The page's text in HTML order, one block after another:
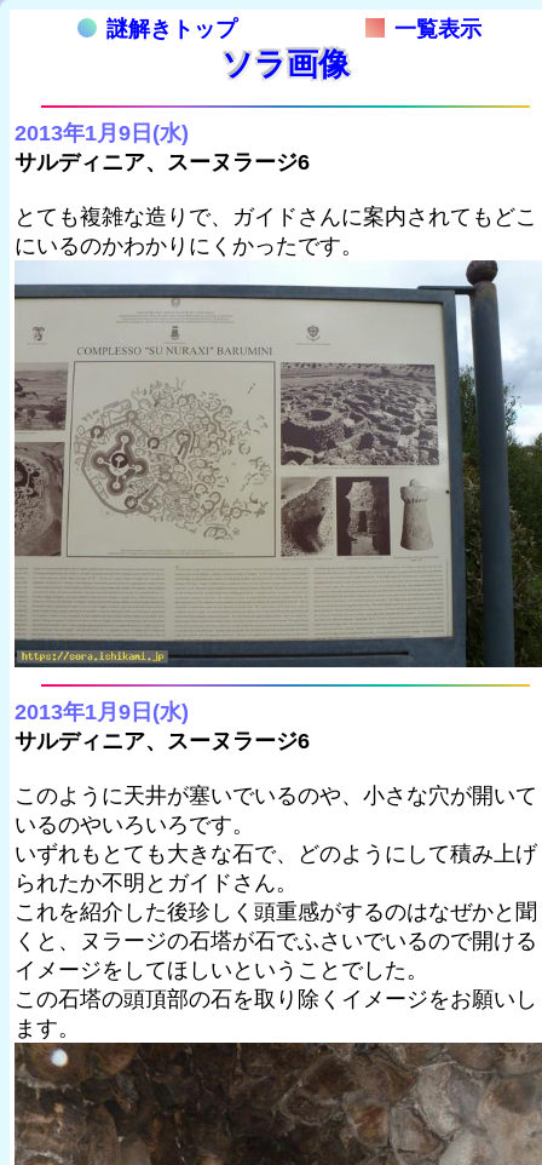
謎解きトップ 一覧表示
ソラ画像
2013年1月9日(水)
サルディニア、スーヌラージ6
とても複雑な造りで、ガイドさんに案内されてもどこ
にいるのかわかりにくかったです。
2013年1月9日(水)
サルディニア、スーヌラージ6
このように天井が塞いでいるのや、小さな穴が開いて
いるのやいろいろです。
いずれもとても大きな石で、どのようにして積み上げ
られたか不明とガイドさん。
これを紹介した後珍しく頭重感がするのはなぜかと聞
くと、ヌラージの石塔が石でふさいでいるので開ける
イメージをしてほしいということでした。
この石塔の頭頂部の石を取り除くイメージをお願いし
ます。